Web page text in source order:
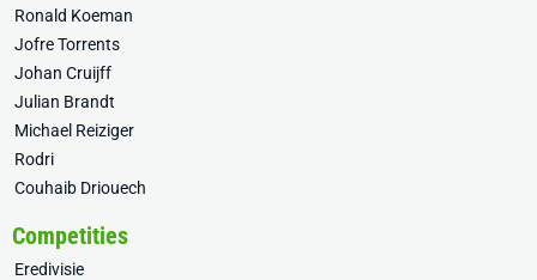
Ronald Koeman
Jofre Torrents
Johan Cruijff
Julian Brandt
Michael Reiziger
Rodri
Couhaib Driouech
Competities
Eredivisie